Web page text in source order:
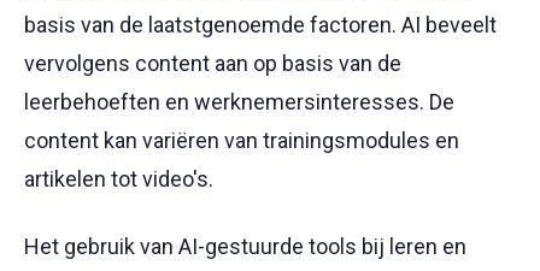
basis van de laatstgenoemde factoren. AI beveelt
vervolgens content aan op basis van de
leerbehoeften en werknemersinteresses. De
content kan variëren van trainingsmodules en
artikelen tot video's.
Het gebruik van AI-gestuurde tools bij leren en